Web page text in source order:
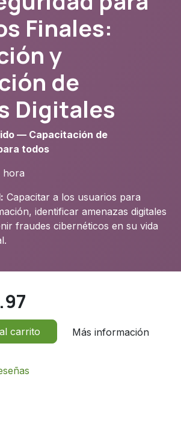
Finales:
y
de
Digitales
— Capacitación de
todos
hora
Capacitar a los usuarios para
identificar amenazas digitales
fraudes cibernéticos en su vida
carrito Más información